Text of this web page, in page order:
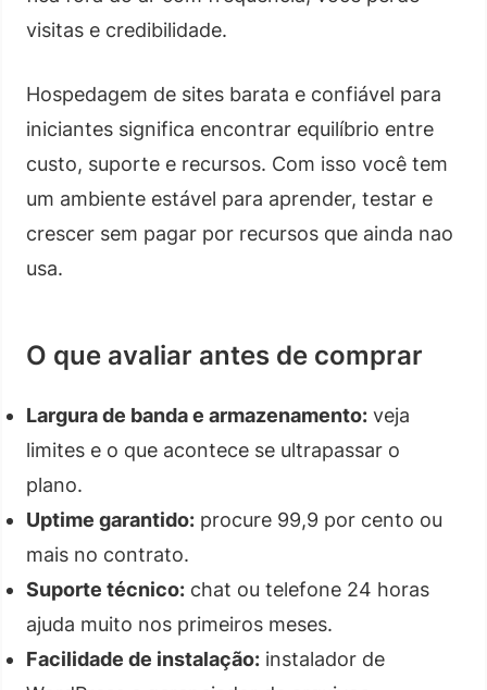
visitas e credibilidade.
Hospedagem de sites barata e confiável para
iniciantes significa encontrar equilíbrio entre
custo, suporte e recursos. Com isso você tem
um ambiente estável para aprender, testar e
crescer sem pagar por recursos que ainda nao
usa.
O que avaliar antes de comprar
Largura de banda e armazenamento: veja
limites e o que acontece se ultrapassar o
plano.
Uptime garantido: procure 99,9 por cento ou
mais no contrato.
Suporte técnico: chat ou telefone 24 horas
ajuda muito nos primeiros meses.
Facilidade de instalação: instalador de